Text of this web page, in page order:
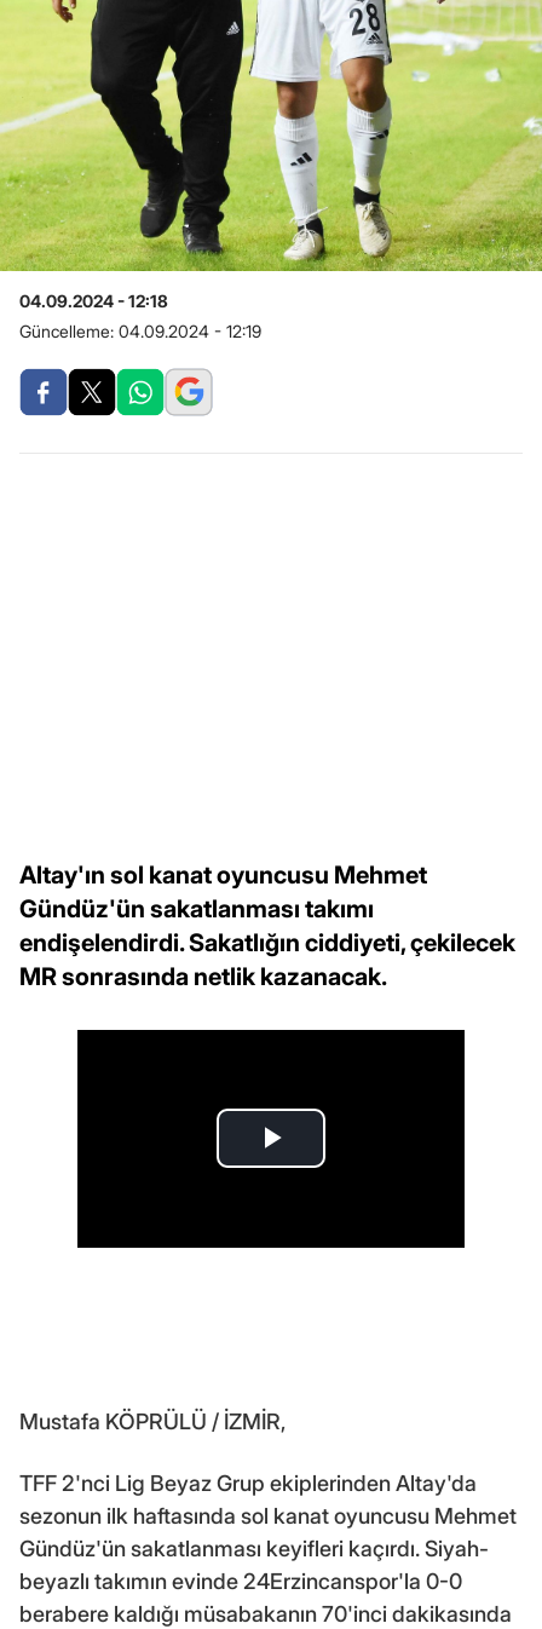
04.09.2024 - 12:18
Güncelleme: 04.09.2024 - 12:19
Altay'ın sol kanat oyuncusu Mehmet
Gündüz'ün sakatlanması takımı
endişelendirdi. Sakatlığın ciddiyeti, çekilecek
MR sonrasında netlik kazanacak.
Mustafa KÖPRÜLÜ / İZMİR,
TFF 2'nci Lig Beyaz Grup ekiplerinden Altay'da
sezonun ilk haftasında sol kanat oyuncusu Mehmet
Gündüz'ün sakatlanması keyifleri kaçırdı. Siyah-
beyazlı takımın evinde 24Erzincanspor'la 0-0
berabere kaldığı müsabakanın 70'inci dakikasında